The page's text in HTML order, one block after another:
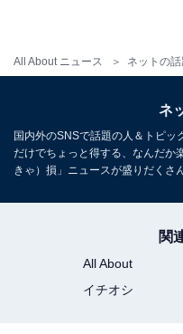
All About ニュース ネットの話
ネ
国内外のSNSで話題の人＆トピッ
だけでちょっと得する、なんだか
きゃ）損」ニュースが盛りだくさん
関
All About
イチオシ